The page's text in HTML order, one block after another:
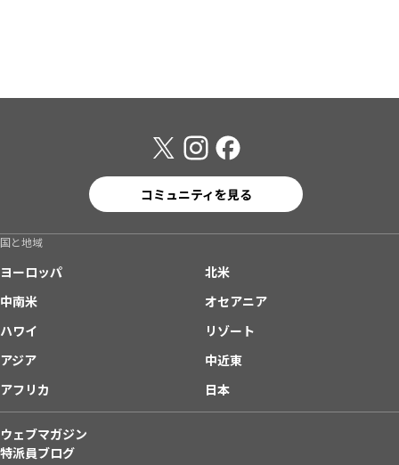
コミュニティを見る
国と地域
ヨーロッパ
北米
中南米
オセアニア
ハワイ
リゾート
アジア
中近東
アフリカ
日本
ウェブマガジン
特派員ブログ